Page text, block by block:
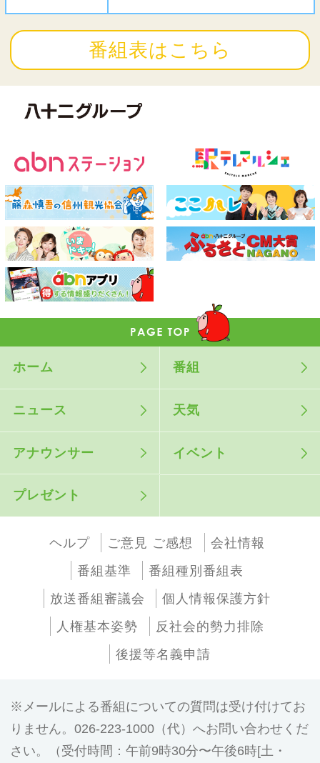
番組表はこちら
ホーム 番組
ニュース 天気
アナウンサー イベント
プレゼント
ヘルプ ご意見 ご感想
会社情報
番組基準
番組種別番組表
放送番組審議会
個人情報保護方針
人権基本姿勢
反社会的勢力排除
後援等名義申請
メールによる番組についての質問は受け付けてお
りません。026-223-1000（代）へお問い合わせくだ
さい。（受付時間：午前9時30分〜午後6時[土・